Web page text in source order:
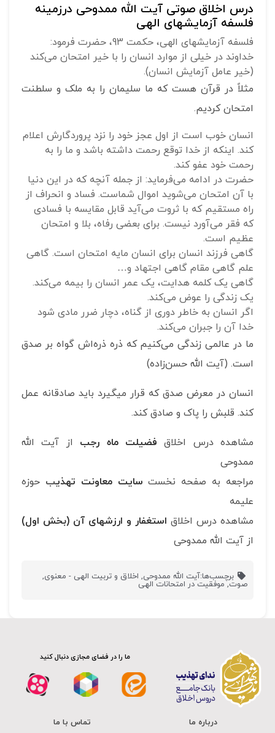
درس اخلاق صوتی آیت الله ممدوحی درزمینه
فلسفه آزمایشهای الهی
فلسفه آزمایشهای الهی، حکمت 93، حضرت فرمود:
خداوند در خیلی از موارد انسان را با خیر امتحان می‌کند
(خیر عامل آزمایش انسان).
مثلاً در قرآن هست که ما سلیمان را به ملک و سلطنت
امتحان کردیم.
انسان خوب است از اول عجز خود را نزد پروردگارش اعلام
کند. اینکه از خدا توقع رحمت داشته باشد و ما را به
رحمت خود عفو کند.
حضرت در ادامه می‌فرماید: از جمله آنچه که در این دنیا
با آن امتحان می‌شوید اموال شماست. فساد و انحراف از
راه مستقیم که با ثروت می‌آید قابل مقایسه با فسادی
که فقر می‌آورد نیست. برای بعضی رفاه، بلا و امتحان
عظیم است.
گاهی فرزند انسان برای انسان مایه امتحان است. گاهی
علم گاهی مقام گاهی اجتهاد و…
گاهی یک کلمه هدایت، یک عمر انسان را بیمه می‌کند.
یک زندگی را عوض می‌کند.
اگر انسان به خاطر دوری از گناه، دچار ضرر مادی شود
خدا آن را جبران می‌کند.
ما در عالمی زندگی می‌کنیم که ذره ذره‌اش گواه بر صدق
است. (آیت الله حسن‌زاده)
انسان در معرض صدق که قرار می‎گیرد باید صادقانه عمل
کند. قلبش را پاک و صادق کند.
مشاهده درس اخلاق فضیلت ماه رجب از آیت الله
ممدوحی
مراجعه به صفحه نخست سایت معاونت تهذیب حوزه
علیمه
مشاهده درس اخلاق استغفار و ارزشهای آن (بخش اول)
از آیت الله ممدوحی
برچسب‌ها:آیت الله ممدوحی, اخلاق و تربیت الهی - معنوی,
صوت,موفقیت در امتحانات الهی
ما را در فضای مجازی دنبال کنید
درباره ما تماس با ما